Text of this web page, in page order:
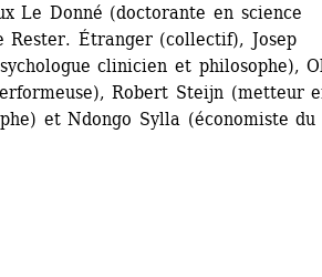
Le Donné (doctorante en science
Étranger (collectif), Josep
clinicien et philosophe),
Robert Steijn (metteur
et Ndongo Sylla (économiste du